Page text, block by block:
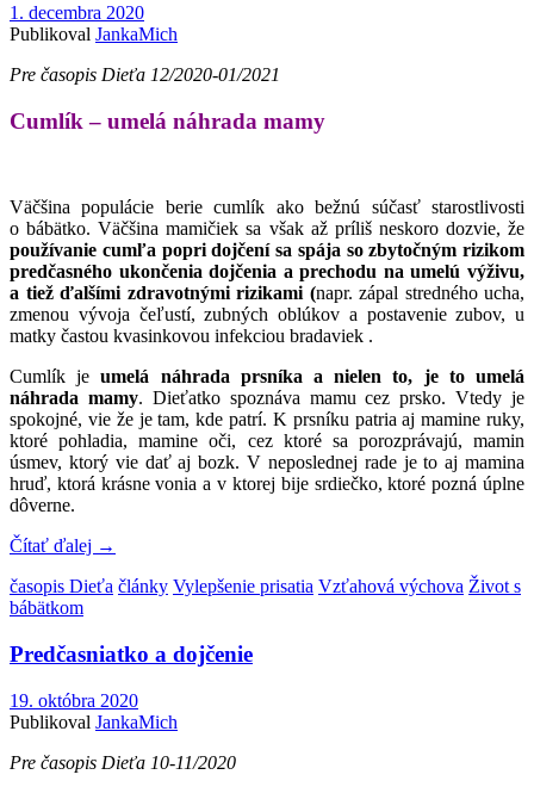
1. decembra 2020
Publikoval JankaMich
Pre časopis Dieťa 12/2020-01/2021
Cumlík – umelá náhrada mamy
Väčšina populácie berie cumlík ako bežnú súčasť starostlivosti
o bábätko. Väčšina mamičiek sa však až príliš neskoro dozvie, že
používanie cumľa popri dojčení sa spája so zbytočným rizikom
predčasného ukončenia dojčenia a prechodu na umelú výživu,
a tiež ďalšími zdravotnými rizikami (napr. zápal stredného ucha,
zmenou vývoja čeľustí, zubných oblúkov a postavenie zubov, u
matky častou kvasinkovou infekciou bradaviek .
Cumlík jeumelá náhrada prsníka a nielen to, je to umelá
náhrada mamy. Dieťatko spoznáva mamu cez prsko. Vtedy je
spokojné, vie že je tam, kde patrí. K prsníku patria aj mamine ruky,
ktoré pohladia, mamine oči, cez ktoré sa porozprávajú, mamin
úsmev, ktorý vie dať aj bozk. V neposlednej rade je to aj mamina
hruď, ktorá krásne vonia a v ktorej bije srdiečko, ktoré pozná úplne
dôverne.
Čítať ďalej →
časopis Dieťa články Vylepšenie prisatia Vzťahová výchova Život s
bábätkom
Predčasniatko a dojčenie
19. októbra 2020
Publikoval JankaMich
Pre časopis Dieťa 10-11/2020